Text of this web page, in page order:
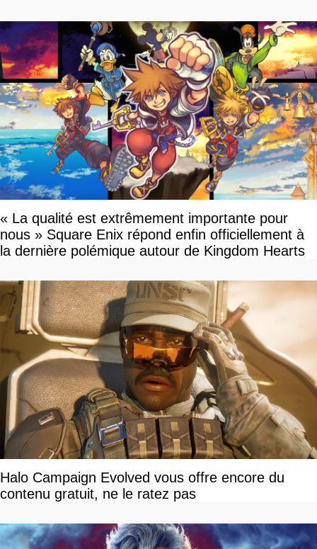
« La qualité est extrêmement importante pour
nous » Square Enix répond enfin officiellement à
la dernière polémique autour de Kingdom Hearts
Halo Campaign Evolved vous offre encore du
contenu gratuit, ne le ratez pas